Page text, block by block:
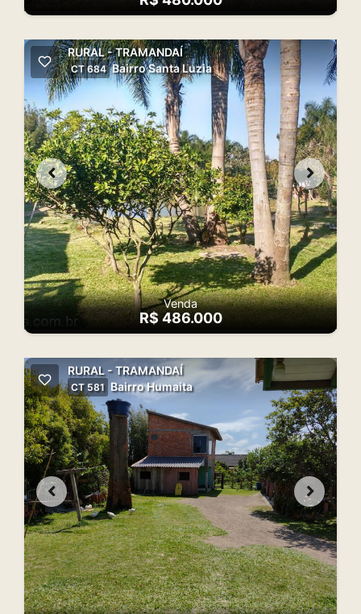
RURAL - TRAMANDAÍ
CT 684 Bairro Santa Luzia
Venda
R$ 486.000
RURAL - TRAMANDAÍ
CT 581 Bairro Humaita